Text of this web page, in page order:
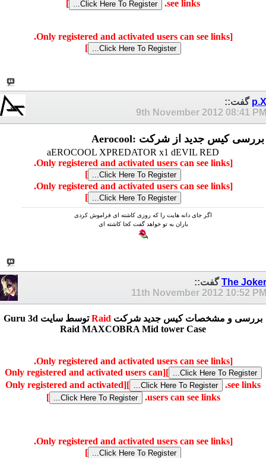
see links.
]
[Only registered and activated users can see links.
]
p.X گفت::
9th November 2012 08:41 PM
بررسی کیس جدید از شرکت :Aerocool
aEROCOOL XPREDATOR x1 dEVIL RED
[Only registered and activated users can see links.
]
[Only registered and activated users can see links.
]
ﺍﮔﺮ ﺟﺎﯼ ﺩﺍﻧﻪ ﻫﺎﯾﺖ ﺭﺍ ﮐﻪ ﺭﻭﺯﯼ ﮐﺎﺷﺘﻪ ﺍﯼ ﻓﺮﺍﻣﻮﺵ ﮐﺮﺩﯼ
ﺑﺎﺭﺍﻥ ﺑﻪ ﺗﻮ ﺧﻮﺍﻫﺪ ﮔﻔﺖ ﮐﺠﺎ ﮐﺎﺷﺘﻪ ﺍﯼ
The Jokerگفت::
11th November 2012 10:52 PM
بررسی و مشخصات کیس جدید شرکت Raid توسط سایت Guru 3d
Raid MAXCOBRA Mid tower Case
[Only registered and activated users can see links.
]
[Only registered and activated users can
see links.
]
[Only registered and activated
users can see links.
]
[Only registered and activated users can see links.
]